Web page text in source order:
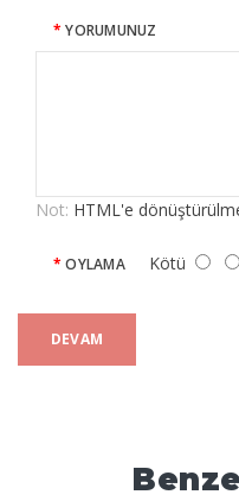
YORUMUNUZ
Not: HTML'e
OYLAMAKötü
DEVAM